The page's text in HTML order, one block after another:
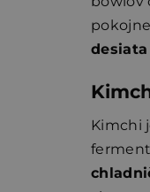
desiata
Kimchi